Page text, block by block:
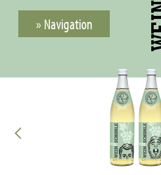
» Navigation